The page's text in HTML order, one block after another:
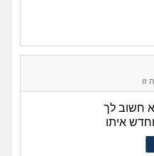
זו
חשוב לך
איתו